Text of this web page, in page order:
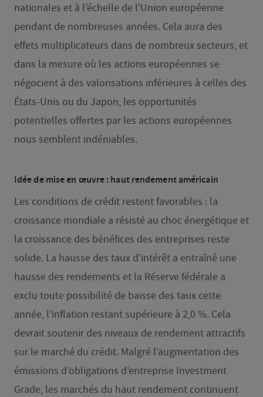
nationales et à l'échelle de l'Union européenne
pendant de nombreuses années. Cela aura des
effets multiplicateurs dans de nombreux secteurs, et
dans la mesure où les actions européennes se
négocient à des valorisations inférieures à celles des
États-Unis ou du Japon, les opportunités
potentielles offertes par les actions européennes
nous semblent indéniables.
Idée de mise en œuvre : haut rendement américain
Les conditions de crédit restent favorables : la
croissance mondiale a résisté au choc énergétique et
la croissance des bénéfices des entreprises reste
solide. La hausse des taux d’intérêt a entraîné une
hausse des rendements et la Réserve fédérale a
exclu toute possibilité de baisse des taux cette
année, l’inflation restant supérieure à 2,0 %. Cela
devrait soutenir des niveaux de rendement attractifs
sur le marché du crédit. Malgré l’augmentation des
émissions d’obligations d’entreprise Investment
Grade, les marchés du haut rendement continuent